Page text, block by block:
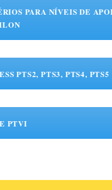
PARA NÍVEIS DE
PTS2, PTS3, PTS4,
PTVI